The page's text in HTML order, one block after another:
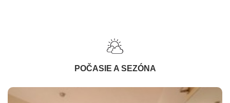
POČASIE A SEZÓNA